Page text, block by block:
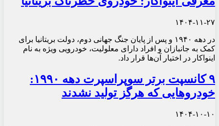
۱۴۰۴-۱۱-۲۷
در دهه ۱۹۴۰ و پس از پایان جنگ جهانی دوم، دولت بریتانیا برای
کمک به جانبازان و افراد دارای معلولیت، خودرویی ویژه به نام
اینواکار در اختیار آن‌ها قرار داد.
۹ کانسپت برتر سوپراسپرت دهه ۱۹۹۰:
خودروهایی که هرگز تولید نشدند
۱۴۰۴-۱۰-۱۰